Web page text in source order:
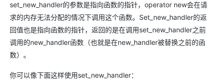
set_new_handler的参数是指向函数的指针，operator new会在请
求的内存无法分配的情况下调用这个函数。Set_new_handler的返
回值也是指向函数的指针，返回的是在调用set_new_handler之前
调用的new_handler函数（也就是在new_handler被替换之前的函
数）。
你可以像下面这样使用set_new_handler：